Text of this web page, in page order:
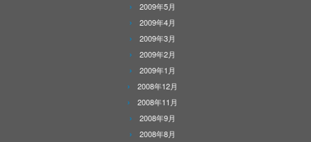
2009年5月
2009年4月
2009年3月
2009年2月
2009年1月
2008年12月
2008年11月
2008年9月
2008年8月